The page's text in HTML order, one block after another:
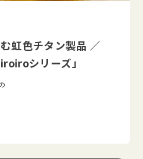
虹色チタン製品 ／
シリーズ」